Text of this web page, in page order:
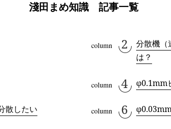
淺田まめ知識 記事一覧
分散機（
は？
φ0.1mm
散したい